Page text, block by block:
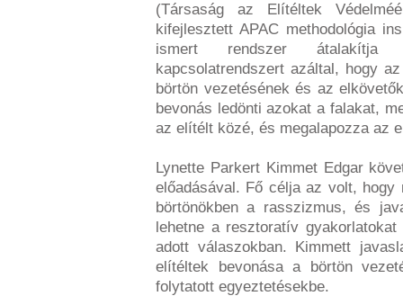
(Társaság az Elítéltek
kifejlesztett APAC methodológia
ismert rendszer átalakítja
kapcsolatrendszert azáltal, hogy
börtön vezetésének és az
bevonás ledönti azokat a falakat,
az elítélt közé, és megalapozza az
Lynette Parkert Kimmet Edgar
előadásával. Fő célja az volt,
börtönökben a rasszizmus, és
lehetne a resztoratív
adott válaszokban. Kimmett
elítéltek bevonása a börtön
folytatott egyeztetésekbe.